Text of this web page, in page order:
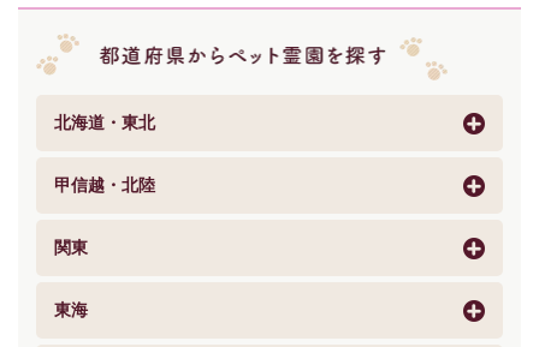
北海道・東北
甲信越・北陸
関東
東海